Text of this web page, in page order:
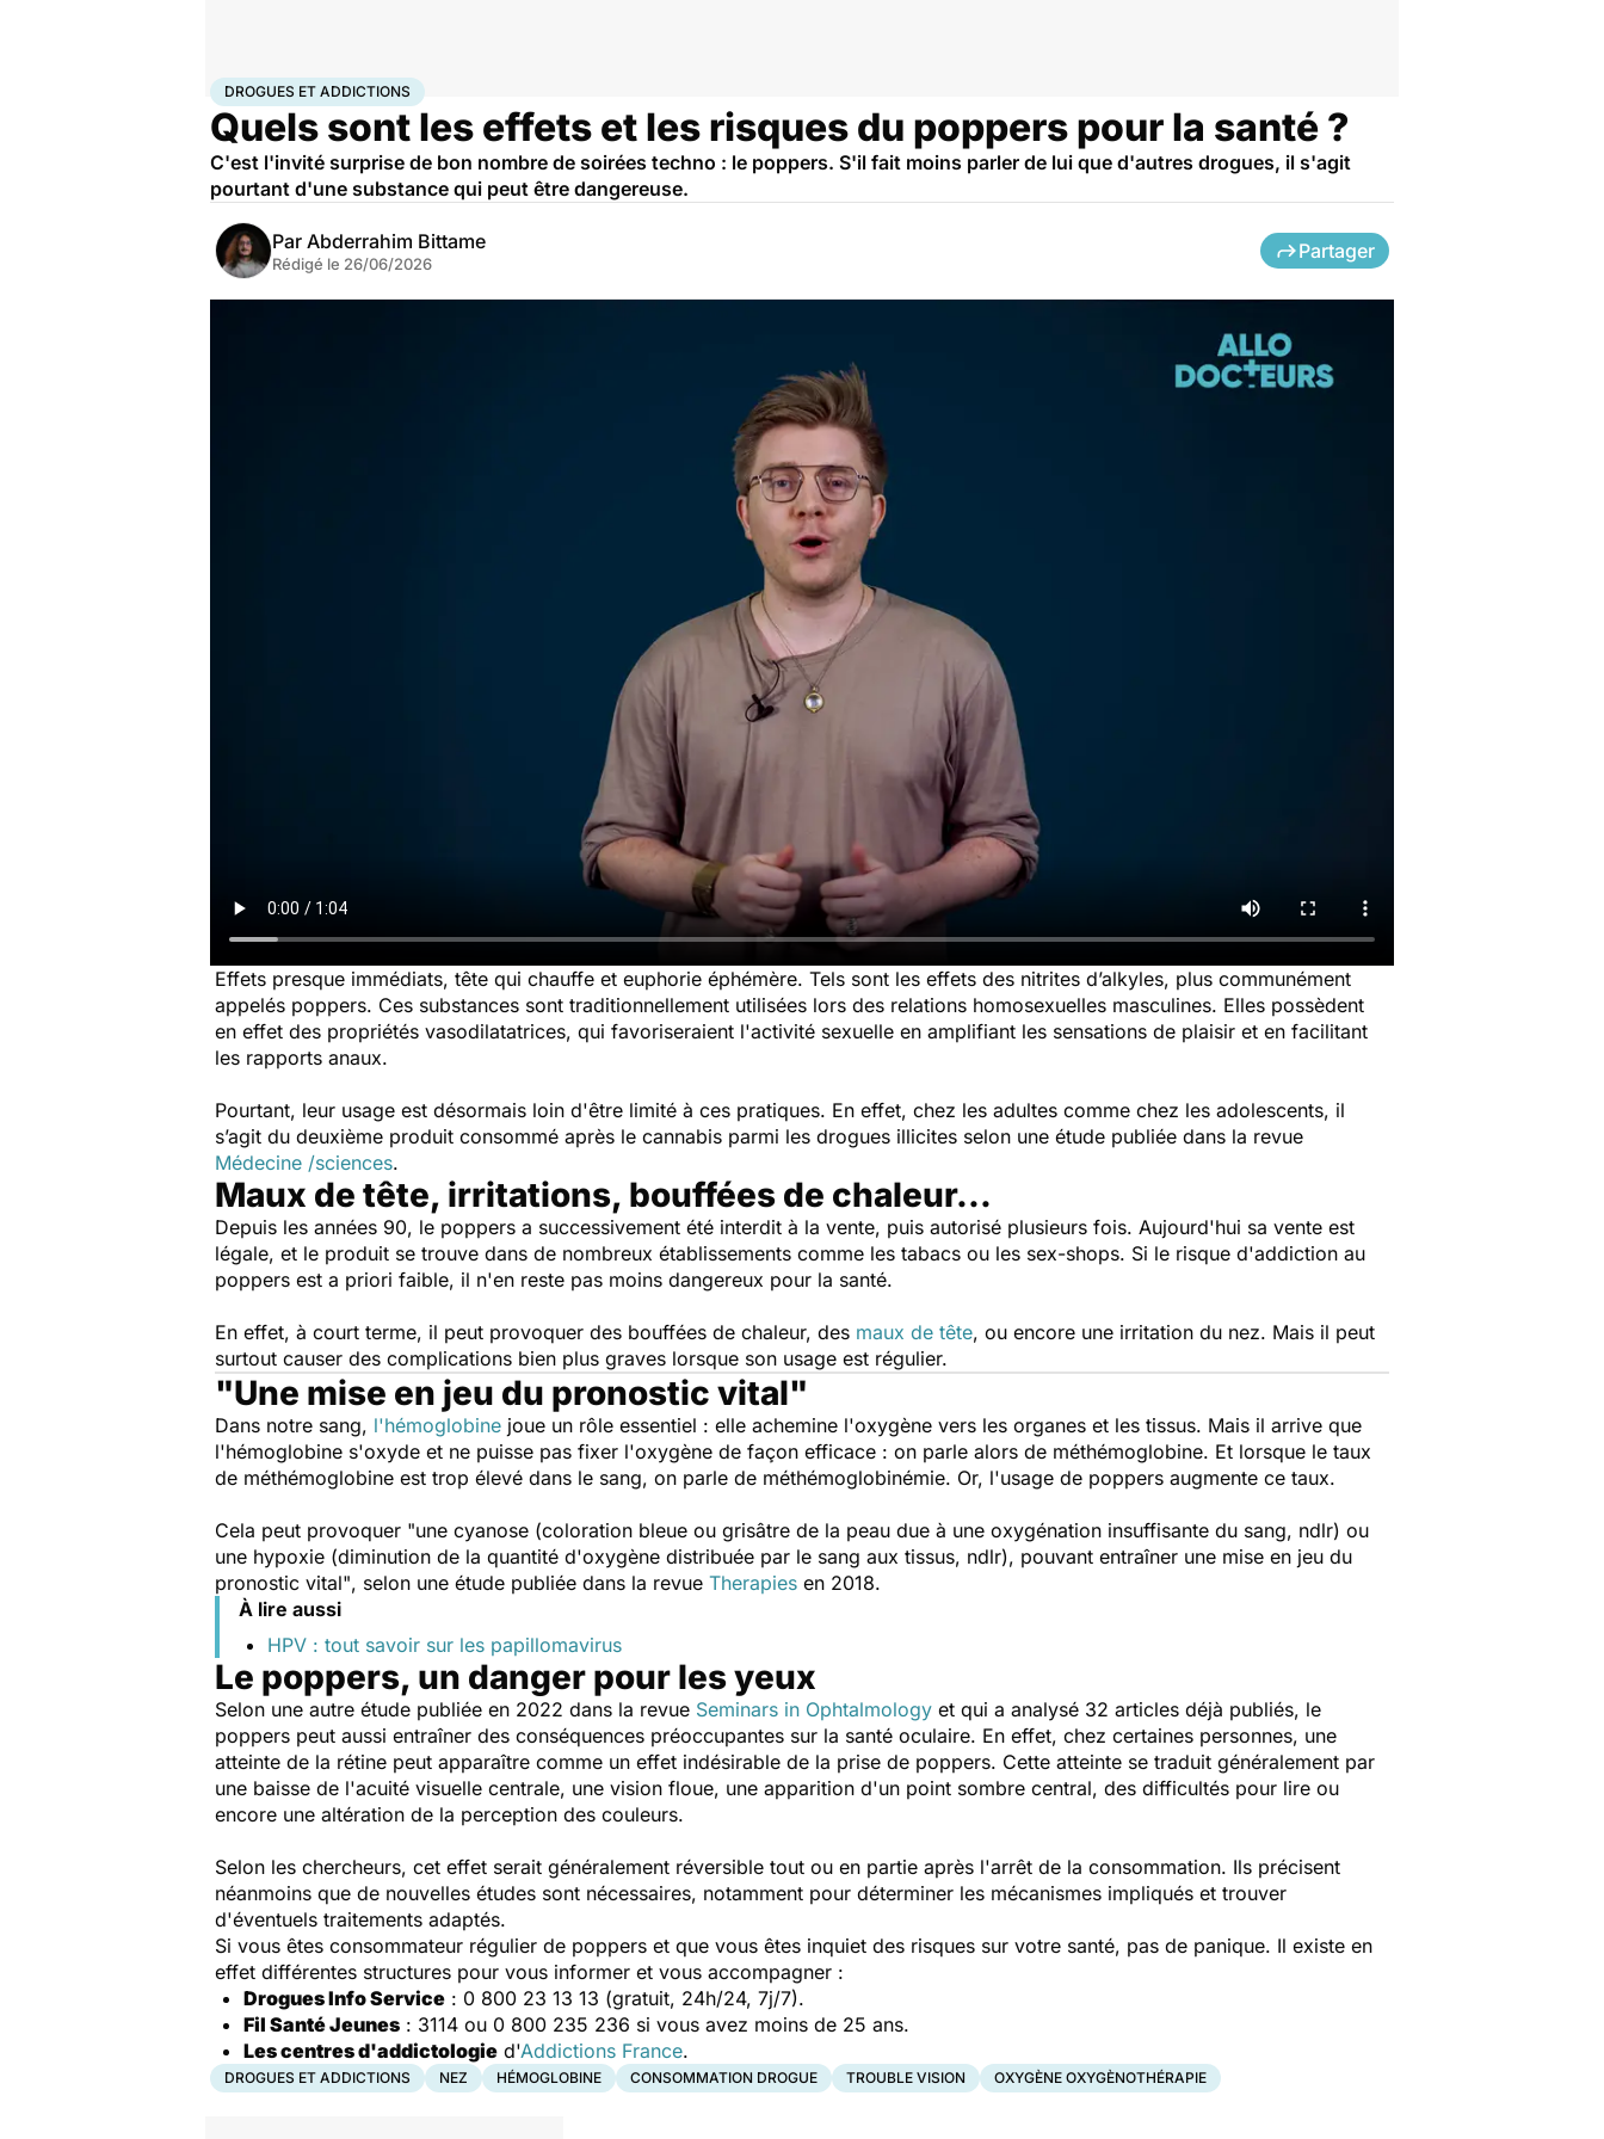
AccueilSanté MaladiesDrogues et addictions
DROGUES ET ADDICTIONS
Quels sont les effets et les risques du poppers pour la santé ?
C'est l'invité surprise de bon nombre de soirées techno : le poppers. S'il fait moins parler de lui que d'autres drogues, il s'agit
pourtant d'une substance qui peut être dangereuse.
Par Abderrahim Bittame
Rédigé le 26/06/2026
Partager
Effets presque immédiats, tête qui chauffe et euphorie éphémère. Tels sont les effets des nitrites d’alkyles, plus communément
appelés poppers. Ces substances sont traditionnellement utilisées lors des relations homosexuelles masculines. Elles possèdent
en effet des propriétés vasodilatatrices, qui favoriseraient l'activité sexuelle en amplifiant les sensations de plaisir et en facilitant
les rapports anaux.
Pourtant, leur usage est désormais loin d'être limité à ces pratiques. En effet, chez les adultes comme chez les adolescents, il
s’agit du deuxième produit consommé après le cannabis parmi les drogues illicites selon une étude publiée dans la revue
Médecine /sciences.
Maux de tête, irritations, bouffées de chaleur...
Depuis les années 90, le poppers a successivement été interdit à la vente, puis autorisé plusieurs fois. Aujourd'hui sa vente est
légale, et le produit se trouve dans de nombreux établissements comme les tabacs ou les sex-shops. Si le risque d'addiction au
poppers est a priori faible, il n'en reste pas moins dangereux pour la santé.
En effet, à court terme, il peut provoquer des bouffées de chaleur, des maux de tête, ou encore une irritation du nez. Mais il peut
surtout causer des complications bien plus graves lorsque son usage est régulier.
"Une mise en jeu du pronostic vital"
Dans notre sang, l'hémoglobine joue un rôle essentiel : elle achemine l'oxygène vers les organes et les tissus. Mais il arrive que
l'hémoglobine s'oxyde et ne puisse pas fixer l'oxygène de façon efficace : on parle alors de méthémoglobine. Et lorsque le taux
de méthémoglobine est trop élevé dans le sang, on parle de méthémoglobinémie. Or, l'usage de poppers augmente ce taux.
Cela peut provoquer "une cyanose (coloration bleue ou grisâtre de la peau due à une oxygénation insuffisante du sang, ndlr) ou
une hypoxie (diminution de la quantité d'oxygène distribuée par le sang aux tissus, ndlr), pouvant entraîner une mise en jeu du
pronostic vital", selon une étude publiée dans la revue Therapies en 2018.
À lire aussi
HPV : tout savoir sur les papillomavirus
Le poppers, un danger pour les yeux
Selon une autre étude publiée en 2022 dans la revue Seminars in Ophtalmology et qui a analysé 32 articles déjà publiés, le
poppers peut aussi entraîner des conséquences préoccupantes sur la santé oculaire. En effet, chez certaines personnes, une
atteinte de la rétine peut apparaître comme un effet indésirable de la prise de poppers. Cette atteinte se traduit généralement par
une baisse de l'acuité visuelle centrale, une vision floue, une apparition d'un point sombre central, des difficultés pour lire ou
encore une altération de la perception des couleurs.
Selon les chercheurs, cet effet serait généralement réversible tout ou en partie après l'arrêt de la consommation. Ils précisent
néanmoins que de nouvelles études sont nécessaires, notamment pour déterminer les mécanismes impliqués et trouver
d'éventuels traitements adaptés.
Si vous êtes consommateur régulier de poppers et que vous êtes inquiet des risques sur votre santé, pas de panique. Il existe en
effet différentes structures pour vous informer et vous accompagner :
Drogues Info Service : 0 800 23 13 13 (gratuit, 24h/24, 7j/7).
Fil Santé Jeunes : 3114 ou 0 800 235 236 si vous avez moins de 25 ans.
Les centres d'addictologie d'Addictions France.
DROGUES ET ADDICTIONS NEZ HÉMOGLOBINE CONSOMMATION DROGUE TROUBLE VISION OXYGÈNE OXYGÈNOTHÉRAPIE